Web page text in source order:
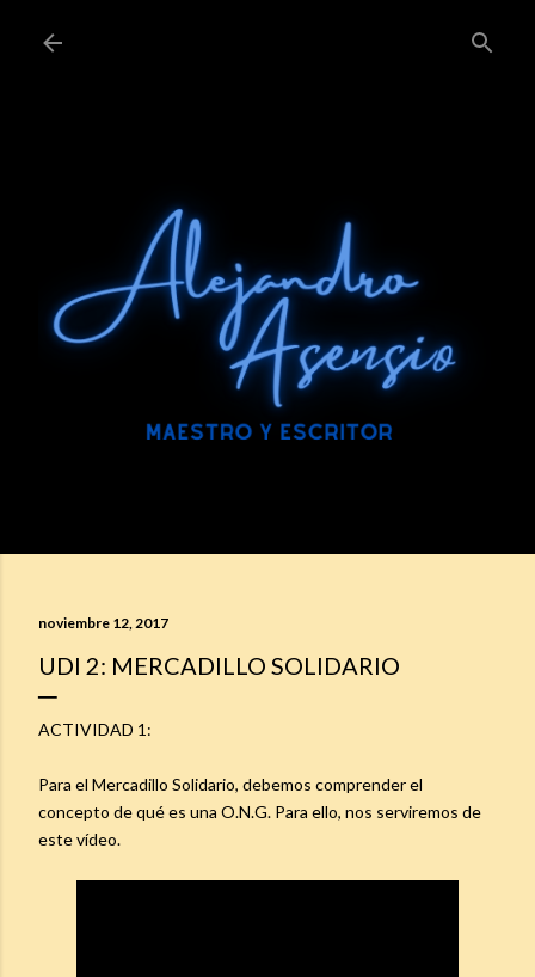
Ir al contenido principal
noviembre 12, 2017
UDI 2: MERCADILLO SOLIDARIO
ACTIVIDAD 1:
Para el Mercadillo Solidario, debemos comprender el
concepto de qué es una O.N.G. Para ello, nos serviremos de
este vídeo.